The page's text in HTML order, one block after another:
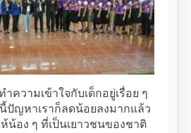
ำความเข้าใจกับเด็กอยู่เรื่อย ๆ
ปัญหาเราก็ลดน้อยลงมากแล้ว
น้อง ๆ ที่เป็นเยาวชนของชาติ